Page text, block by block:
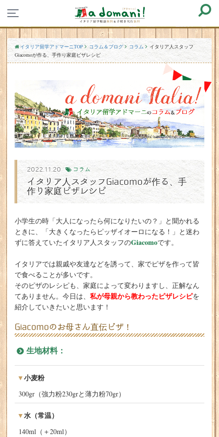
イタリア留学アドマーニTOP コラム＆ブログ コラム
イタリア人スタッフ
Giacomoが作る、手作り家庭ピザレシピ
2022.11.20 コラム
イタリア人スタッフGiacomoが作る、手
作り家庭ピザレシピ
小学生の時「大人になったら何になりたいの？」と聞かれる
ときに、「大きくなったらピッザイオーロになる！」と迷わ
ずに答えていたイタリア人スタッフのGiacomoです。
イタリアでは親戚や友達などを誘って、家でピザを作って皆
で食べることが多いです。
そのピザのレシピも、家庭によって変わりますし、正解なん
てありません。今日は、 私が母親から教わったピザレシピを
紹介していきたいと思います！
Giacomoのお母さん直伝ピザ！
生地材料：
小麦粉
300gr（強力粉230grと薄力粉70gr）
水（常温）
140ml（＋20ml）